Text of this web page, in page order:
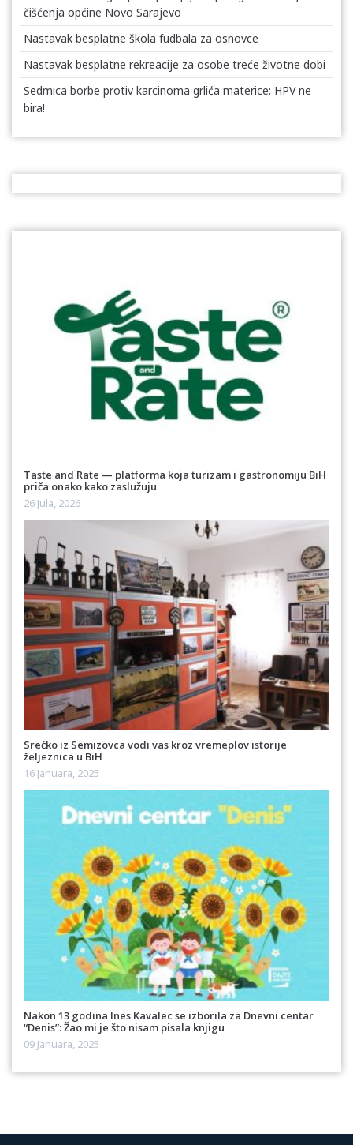
čišćenja općine Novo Sarajevo
Nastavak besplatne škola fudbala za osnovce
Nastavak besplatne rekreacije za osobe treće životne dobi
Sedmica borbe protiv karcinoma grlića materice: HPV ne
bira!
Taste and Rate — platforma koja turizam i gastronomiju BiH
priča onako kako zaslužuju
26 Jula, 2026
Srećko iz Semizovca vodi vas kroz vremeplov istorije
željeznica u BiH
16 Januara, 2025
Nakon 13 godina Ines Kavalec se izborila za Dnevni centar
“Denis”: Žao mi je što nisam pisala knjigu
09 Januara, 2025